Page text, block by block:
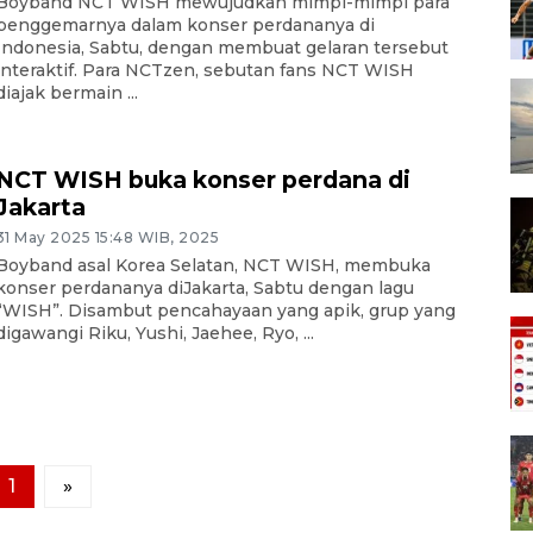
dalam konser perdananya di
Sabtu, dengan membuat gelaran tersebut
Para NCTzen, sebutan fans NCT WISH
bermain ...
WISH buka konser perdana di
May 2025 15:48 WIB, 2025
asal Korea Selatan, NCT WISH, membuka
perdananya diJakarta, Sabtu dengan lagu
Disambut pencahayaan yang apik, grup yang
Riku, Yushi, Jaehee, Ryo, ...
1 »